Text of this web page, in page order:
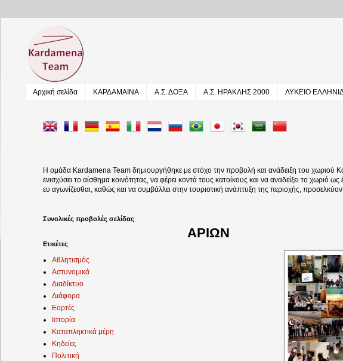
Αρχική σελίδα ΚΑΡΔΑΜΑΙΝΑ Α.Σ. ΔΟΞΑ Α.Σ. ΗΡΑΚΛΗΣ 2000 ΛΥΚΕΙΟ
Η ομάδα Kardamena Team δημιουργήθηκε με στόχο την προβολή και ανάδειξη του χωριού
ενισχύσει το αίσθημα κοινότητας, να φέρει κοντά τους κατοίκους και να αναδείξει το χωριό
ευ αγωνίζεσθαι, καθώς και να συμβάλλει στην τουριστική ανάπτυξη της περιοχής,
ΑΡΙΩΝ
Συνολικές προβολές σελίδας
Ετικέτες
Αθλητισμός
Αστυνομικά
Διαδίκτυο
Διάφορα
Εορτές
Ιστορία
Καταπληκτικά μέρη
Κηδείες
Πολιτική